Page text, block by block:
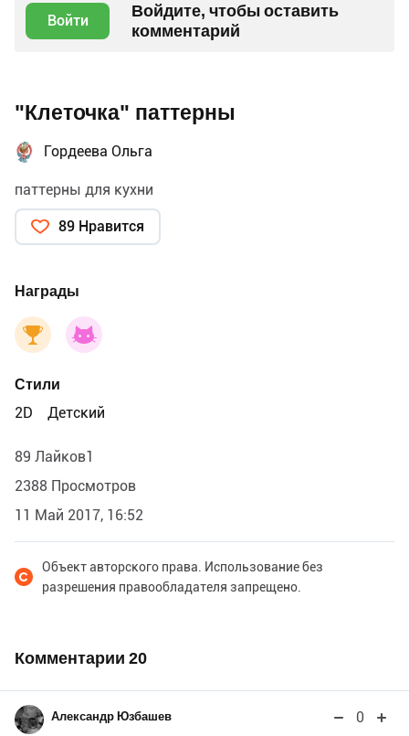
Войти
Войдите, чтобы оставить
комментарий
"Клеточка" паттерны
Гордеева Ольга
паттерны для кухни
89 Нравится
Награды
Стили
2D
Детский
89 Лайков1
2388 Просмотров
11 Май 2017, 16:52
Объект авторского права. Использование без
разрешения правообладателя запрещено.
Комментарии 20
Александр Юзбашев 0